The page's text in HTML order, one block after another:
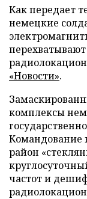
Как передает
немецкие
«Новости».
комплексы
Командование
район
частот и